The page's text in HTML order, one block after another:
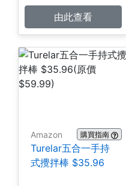
由此查看
Amazon 購買指南
Turelar五合一手持
式攪拌棒 $35.96